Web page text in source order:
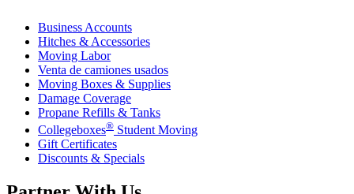
Business Accounts
Hitches & Accessories
Moving Labor
Venta de camiones usados
Moving Boxes & Supplies
Damage Coverage
Propane Refills & Tanks
Collegeboxes® Student Moving
Gift Certificates
Discounts & Specials